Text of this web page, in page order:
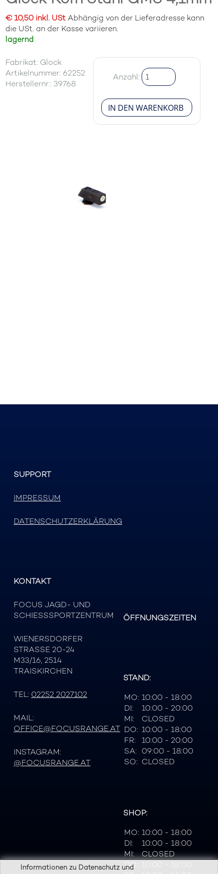
Informationen zu Datenschutz und
€ 10,50 inkl. UStAbhängig von der Lieferadresse kann
die USt. an der Kasse variieren.
lagernd
Fabrikat: Glock
Artikelnummer: 62252
Herstellernr.: 39768
Anzahl:
SUPPORT
IMPRESSUM
DATENSCHUTZERKLÄRUNG
KONTAKT
FOCUS JAGD- UND
SCHIESSSPORTZENTRUM
WIENERSDORFER
STRASSE 20-24
M33/16, 2514
TRAISKIRCHEN
TEL: 02252 2027102
MAIL:
OFFICE@FOCUSRANGE.AT
INSTAGRAM:
@FOCUSRANGE.AT
ÖFFNUNGSZEITEN
STAND:
MO: 10:00 - 18:00
DI:
10:00 - 20:00
MI:
CLOSED
DO: 10:00 - 18:00
FR:
10:00 - 20:00
SA: 09:00 - 18:00
SO: CLOSED
SHOP:
MO: 10:00 - 18:00
DI:
10:00 - 18:00
MI:
CLOSED
DO: